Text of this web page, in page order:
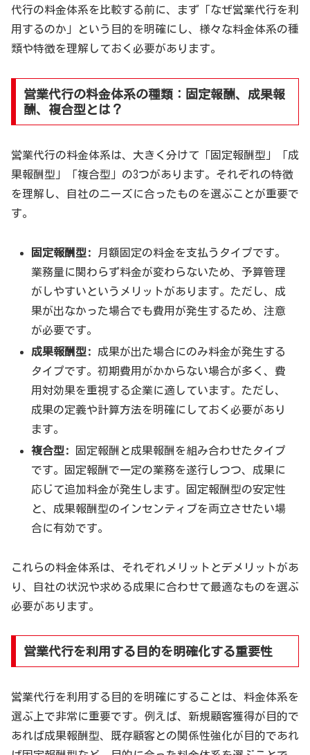
代行の料金体系を比較する前に、まず「なぜ営業代行を利
用するのか」という目的を明確にし、様々な料金体系の種
類や特徴を理解しておく必要があります。
営業代行の料金体系の種類：固定報酬、成果報
酬、複合型とは？
営業代行の料金体系は、大きく分けて「固定報酬型」「成
果報酬型」「複合型」の3つがあります。それぞれの特徴
を理解し、自社のニーズに合ったものを選ぶことが重要で
す。
固定報酬型:
月額固定の料金を支払うタイプです。
業務量に関わらず料金が変わらないため、予算管理
がしやすいというメリットがあります。ただし、成
果が出なかった場合でも費用が発生するため、注意
が必要です。
成果報酬型:
成果が出た場合にのみ料金が発生する
タイプです。初期費用がかからない場合が多く、費
用対効果を重視する企業に適しています。ただし、
成果の定義や計算方法を明確にしておく必要があり
ます。
複合型:
固定報酬と成果報酬を組み合わせたタイプ
です。固定報酬で一定の業務を遂行しつつ、成果に
応じて追加料金が発生します。固定報酬型の安定性
と、成果報酬型のインセンティブを両立させたい場
合に有効です。
これらの料金体系は、それぞれメリットとデメリットがあ
り、自社の状況や求める成果に合わせて最適なものを選ぶ
必要があります。
営業代行を利用する目的を明確化する重要性
営業代行を利用する目的を明確にすることは、料金体系を
選ぶ上で非常に重要です。例えば、新規顧客獲得が目的で
あれば成果報酬型、既存顧客との関係性強化が目的であれ